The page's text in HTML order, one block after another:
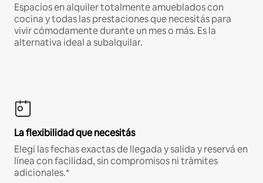
Espacios en alquiler totalmente amueblados con
cocina y todas las prestaciones que necesitás para
vivir cómodamente durante un mes o más. Es la
alternativa ideal a subalquilar.
La flexibilidad que necesitás
Elegí las fechas exactas de llegada y salida y reservá en
línea con facilidad, sin compromisos ni trámites
adicionales.*